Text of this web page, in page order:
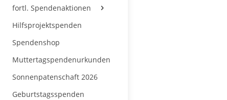
fortl. Spendenaktionen
Hilfsprojektspenden
Spendenshop
Muttertagspendenurkunden
Sonnenpatenschaft 2026
Geburtstagsspenden